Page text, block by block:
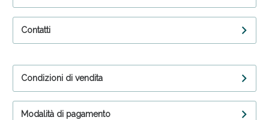
Contatti
Condizioni di vendita
Modalità di pagamento